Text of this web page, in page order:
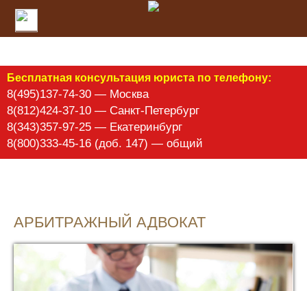
Бесплатная консультация юриста по телефону:
8(495)137-74-30 — Москва
8(812)424-37-10 — Санкт-Петербург
8(343)357-97-25 — Екатеринбург
8(800)333-45-16 (доб. 147) — общий
АРБИТРАЖНЫЙ АДВОКАТ